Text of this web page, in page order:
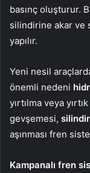
basınç oluşturur.
silindirine akar ve
yapılır.
Yeni nesil
önemli nedeni
yırtılma veya yırtık
gevşemesi, silindir
aşınması fren
Kampanalı fren